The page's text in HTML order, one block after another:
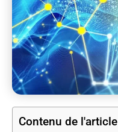
Contenu de l'article